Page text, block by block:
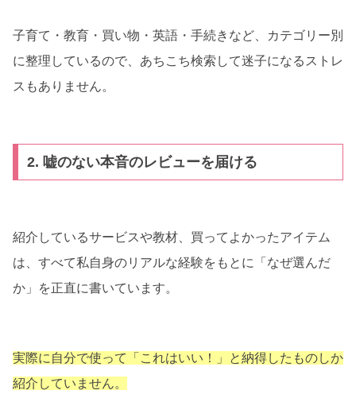
子育て・教育・買い物・英語・手続きなど、カテゴリー別
に整理しているので、あちこち検索して迷子になるストレ
スもありません。
2. 嘘のない本音のレビューを届ける
紹介しているサービスや教材、買ってよかったアイテム
は、すべて私自身のリアルな経験をもとに「なぜ選んだ
か」を正直に書いています。
実際に自分で使って「これはいい！」と納得したものしか
紹介していません。